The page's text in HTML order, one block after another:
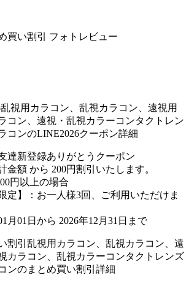
買い割引 フォトレビュー
乱視用カラコン、乱視カラコン、遠視用
コン、遠視・乱視カラーコンタクトレン
コンのLINE2026クーポン詳細
達新登録ありがとうクーポン
金額 から 200円割引 いたします。
円以上の場合
定】：お一人様3回
、ご利用いただけま
月01日から 2026年12月31日まで
割引 乱視用カラコン、乱視カラコン、遠
カラコン、乱視カラーコンタクトレンズ
ンのまとめ買い割引詳細